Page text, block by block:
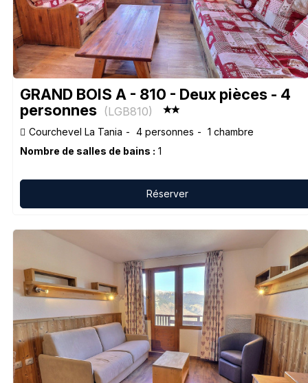
GRAND BOIS A - 810 - Deux pièces - 4
personnes (LGB810)
Courchevel La Tania 4 personnes
1 chambre
Nombre de salles de bains : 1
Réserver